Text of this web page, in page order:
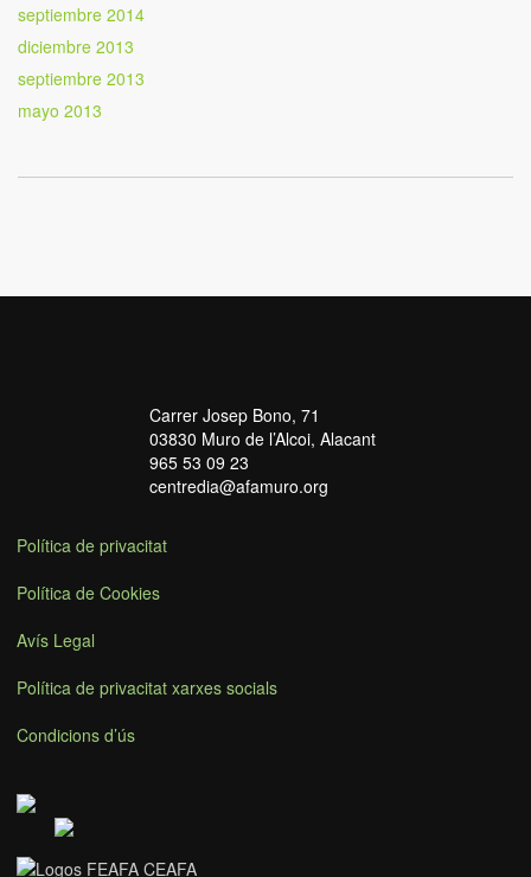
septiembre 2014
diciembre 2013
septiembre 2013
mayo 2013
Carrer Josep Bono, 71
03830 Muro de l’Alcoi, Alacant
965 53 09 23
centredia@afamuro.org
Política de privacitat
Política de Cookies
Avís Legal
Política de privacitat xarxes socials
Condicions d’ús